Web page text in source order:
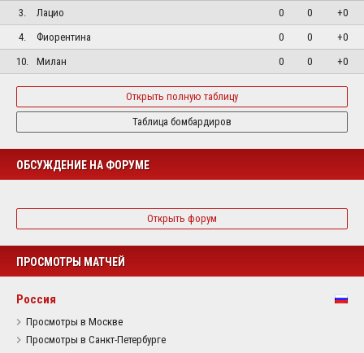
3.
Лацио 0 0
+0
4.
Фиорентина 0 0
+0
10.
Милан 0 0 +0
Открыть полную таблицу
Таблица бомбардиров
ОБСУЖДЕНИЕ НА ФОРУМЕ
Открыть форум
ПРОСМОТРЫ МАТЧЕЙ
Россия
Просмотры в Москве
Просмотры в Санкт-Петербурге